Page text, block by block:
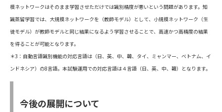
模ネットワークはそのまま学習させただけでは識別精度が悪いという問題があります。知
識蒸留学習では、大規模ネットワークを（教師モデル）として、小規模ネットワーク（生
徒モデル）が教師モデルと同じ結果になるよう学習させることで、高速かつ高精度の結果
を得ることが可能となります。
＊3：自動言語識別機能の対応言語は（日、英、中、韓、タイ、ミャンマー、ベトナム、イ
ンドネシア）の8言語。本試験運用での対応言語は４言語（日、英、中、韓）となります。
今後の展開について